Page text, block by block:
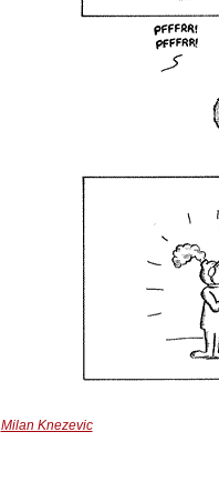
Milan Knezevic